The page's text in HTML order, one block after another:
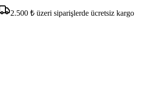
2.500 ₺ üzeri siparişlerde ücretsiz kargo